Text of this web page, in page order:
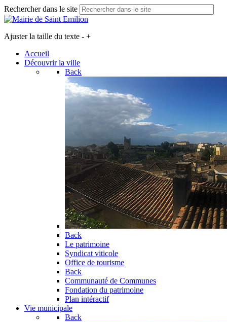
Rechercher dans le site
Ajuster la taille du texte - +
Accueil
Découvrir la ville
Back
Back
Le patrimoine
Syndicat viticole
Office de tourisme
Back
Communauté de Communes
Fondation du patrimoine
Plan intéractif
Vie municipale
Back